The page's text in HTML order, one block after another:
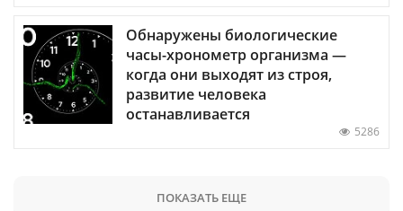
Обнаружены биологические
часы-хронометр организма —
когда они выходят из строя,
развитие человека
останавливается
5286
ПОКАЗАТЬ ЕЩЕ